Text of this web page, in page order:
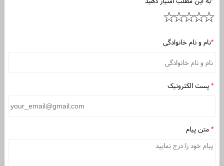
*نام و نام خانوادگی
* پست الکترونیک
* متن پیام